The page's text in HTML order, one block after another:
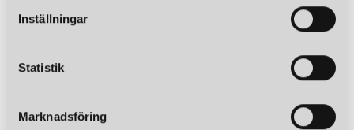
Inställningar
Statistik
Marknadsföring